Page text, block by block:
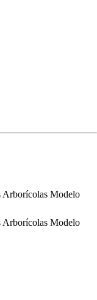
Arborícolas Modelo
Arborícolas Modelo